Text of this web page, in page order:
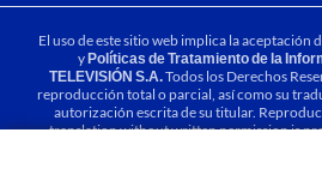
El uso de este sitio web implica la aceptación
yPolíticas de Tratamiento de la
TELEVISIÓN S.A.Todos los Derechos
reproducción total o parcial, así como su
autorización escrita de su titular.
translation without written permission is